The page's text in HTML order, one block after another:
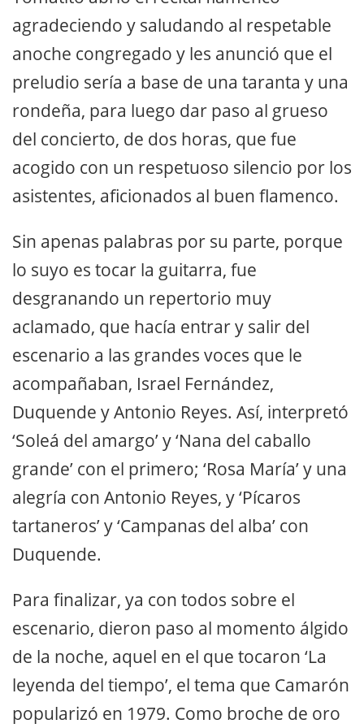
agradeciendo y saludando al respetable
anoche congregado y les anunció que el
preludio sería a base de una taranta y una
rondeña, para luego dar paso al grueso
del concierto, de dos horas, que fue
acogido con un respetuoso silencio por los
asistentes, aficionados al buen flamenco.
Sin apenas palabras por su parte, porque
lo suyo es tocar la guitarra, fue
desgranando un repertorio muy
aclamado, que hacía entrar y salir del
escenario a las grandes voces que le
acompañaban, Israel Fernández,
Duquende y Antonio Reyes. Así, interpretó
‘Soleá del amargo’ y ‘Nana del caballo
grande’ con el primero; ‘Rosa María’ y una
alegría con Antonio Reyes, y ‘Pícaros
tartaneros’ y ‘Campanas del alba’ con
Duquende.
Para finalizar, ya con todos sobre el
escenario, dieron paso al momento álgido
de la noche, aquel en el que tocaron ‘La
leyenda del tiempo’, el tema que Camarón
popularizó en 1979. Como broche de oro